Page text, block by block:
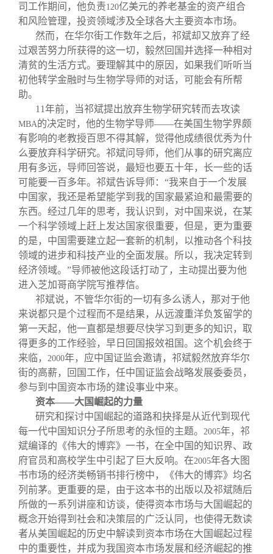
司工作期间，他负责120亿美元的养老基金的资产组合
和风险管理，投资领域涉及全球各大主要资本市场。
然而，在华尔街工作数年之后，祁斌却又放弃了经
过艰苦努力所获得的这一切，毅然回国并选择一种相对
清贫的生活方式。要理解其中的原因，如果我们听听当
初他转学金融时与生物学导师的对话，可能会有所帮
助。
11年前，当祁斌提出放弃生物学研究转而去攻读
MBA的决定时，他的生物学导师——在美国生物学界颇
有影响的老教授百思不得其解，觉得他成绩很优秀为什
么要放弃科学研究。祁斌问导师，他们从事的研究离应
用有多远，导师回答说，最短也要五十年，长一些的话
可能要一百多年。祁斌告诉导师：“我来自于一个发展
中国家，我还是希望能学到我的国家最紧迫和最需要的
东西。经过几年的思考，我认识到，对中国来说，在某
一个科学领域上赶上发达国家很重要，但是，更为重要
的是，中国需要建立起一套新的机制，以推动各个科技
领域的进步和科技产业的全面发展。所以，我决定转到
经济领域。”导师被他这段话打动了，主动提出要为他
进入芝加哥商学院写推荐信。
祁斌说，不管华尔街的一切有多么诱人，那对于他
来说都只是个过程而不是结果，从远渡重洋负笈留学的
第一天起，他一直都是想要尽快学习到更多的知识，取
得更多的工作经验，早日回国报效祖国。这个机会终于
来临， 2000年，应中国证监会邀请，祁斌毅然放弃华尔
街的高薪，回国工作，任中国证监会战略发展委委员，
参与到中国资本市场的建设事业中来。
资本——大国崛起的力量
研究和探讨中国崛起的道路和抉择是从近代到现代
每一代中国知识分子所思考的永恒的主题。 2005年，祁
斌编译的《伟大的博弈》一书，在全中国的知识界、政
府官员和高校学生中引起了巨大反响。在2005年各大图
书市场的经济类畅销书排行榜中，《伟大的博弈》均名
列前茅。更重要的是，由于这本书的出版以及祁斌随后
所做的一系列讲座和访谈，使得资本市场与大国崛起的
概念开始得到社会和决策层的广泛认同，也使得无数读
者从美国崛起的历史中解读到资本市场在大国崛起过程
中的重要性，并成为我国资本市场发展和经济崛起的推